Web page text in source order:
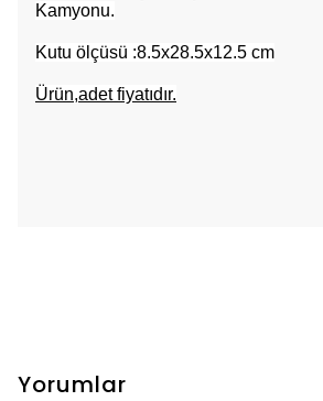
Kamyonu.
Kutu ölçüsü :8.5x28.5x12.5 cm
Ürün,adet fiyatıdır.
Yorumlar